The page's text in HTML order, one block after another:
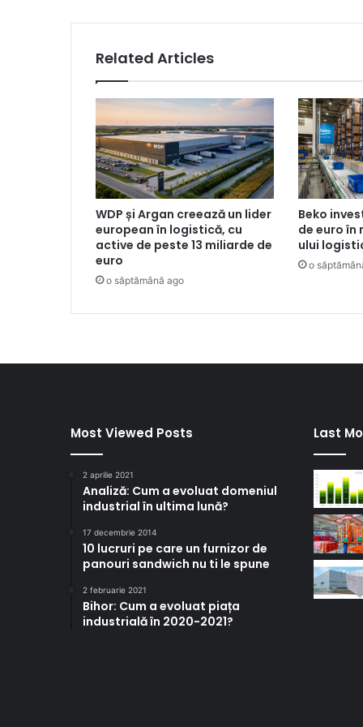
Related Articles
WDP și Argan creează un lider
european în logistică, cu
active de peste 13 miliarde de
euro
o săptămână ago
Beko
de euro în
ului
o
Most Viewed Posts
2 aprilie 2021
Analiză: Cum a evoluat domeniul
industrial în ultima lună?
17 decembrie 2014
10 lucruri pe care un furnizor de
panouri sandwich nu ti le spune
2 februarie 2021
Bihor: Cum a evoluat piața
industrială în 2020-2021?
Last